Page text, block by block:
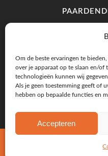
Om de beste ervaringen te
over je apparaat op te slaan en/of
technologieën kunnen wij
Als je geen toestemming geeft of
hebben op bepaalde functies en
Accepteren
E.
T.06 147
© 2024